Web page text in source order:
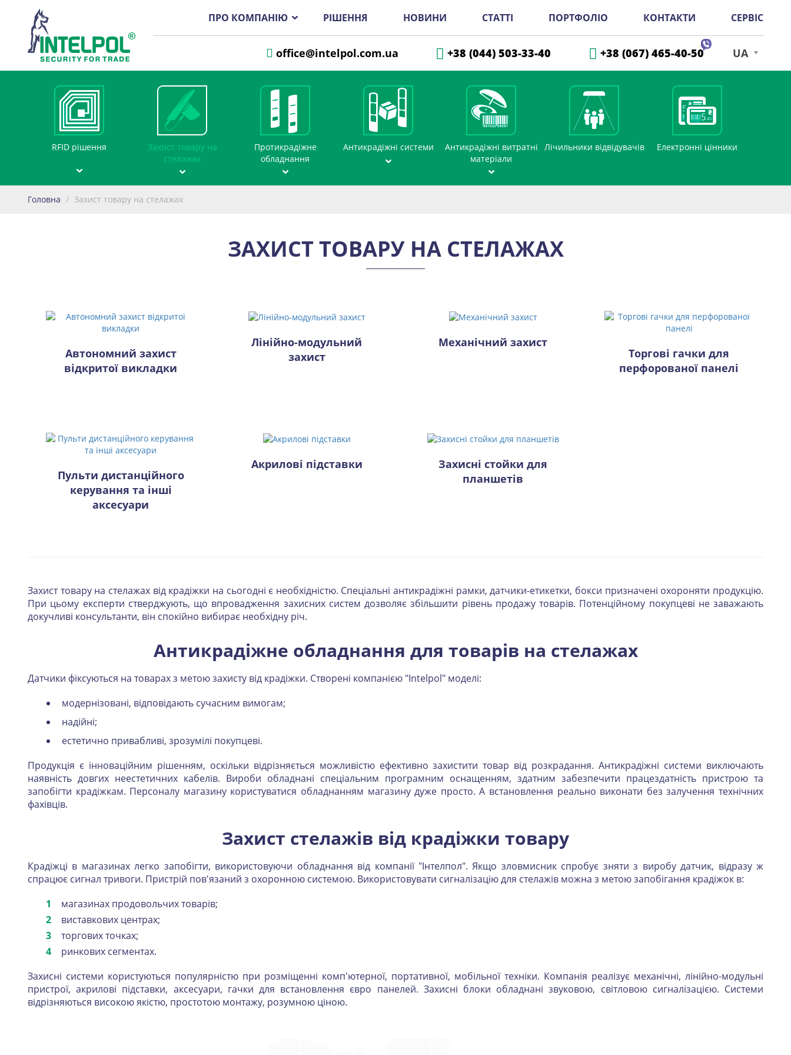
ПРО КОМПАНІЮ РІШЕННЯ НОВИНИ СТАТТІ ПОРТФОЛІО КОНТАКТИ СЕРВІС
office@intelpol.com.ua +38 (044) 503-33-40 +38 (067) 465-40-50 UA
RFID рішення
Захист товару на
стелажах
Протикрадіжне
обладнання
Антикрадіжні системи
Антикрадіжні витратні
матеріали
Лічильники відвідувачів Електронні цінники
Головна / Захист товару на стелажах
ЗАХИСТ ТОВАРУ НА СТЕЛАЖАХ
Автономний захист
відкритої викладки
Лінійно-модульний
захист
Механічний захист
Торгові гачки для
перфорованої панелі
Пульти дистанційного
керування та інші
аксесуари
Акрилові підставки
Захисні стойки для
планшетів
Захист товару на стелажах від крадіжки на сьогодні є необхідністю. Спеціальні антикрадіжні рамки, датчики-етикетки, бокси призначені охороняти продукцію.
При цьому експерти стверджують, що впровадження захисних систем дозволяє збільшити рівень продажу товарів. Потенційному покупцеві не заважають
докучливі консультанти, він спокійно вибирає необхідну річ.
Антикрадіжне обладнання для товарів на стелажах
Датчики фіксуються на товарах з метою захисту від крадіжки. Створені компанією "Intelpol" моделі:
модернізовані, відповідають сучасним вимогам;
надійні;
естетично привабливі, зрозумілі покупцеві.
Продукція є інноваційним рішенням, оскільки відрізняється можливістю ефективно захистити товар від розкрадання. Антикрадіжні системи виключають
наявність довгих неестетичних кабелів. Вироби обладнані спеціальним програмним оснащенням, здатним забезпечити працездатність пристрою та
запобігти крадіжкам. Персоналу магазину користуватися обладнанням магазину дуже просто. А встановлення реально виконати без залучення технічних
фахівців.
Захист стелажів від крадіжки товару
Крадіжці в магазинах легко запобігти, використовуючи обладнання від компанії "Інтелпол". Якщо зловмисник спробує зняти з виробу датчик, відразу ж
спрацює сигнал тривоги. Пристрій пов'язаний з охоронною системою. Використовувати сигналізацію для стелажів можна з метою запобігання крадіжок в:
магазинах продовольчих товарів;
виставкових центрах;
торгових точках;
ринкових сегментах.
Захисні системи користуються популярністю при розміщенні комп'ютерної, портативної, мобільної техніки. Компанія реалізує механічні, лінійно-модульні
пристрої, акрилові підставки, аксесуари, гачки для встановлення євро панелей. Захисні блоки обладнані звуковою, світловою сигналізацією. Системи
відрізняються високою якістю, простотою монтажу, розумною ціною.